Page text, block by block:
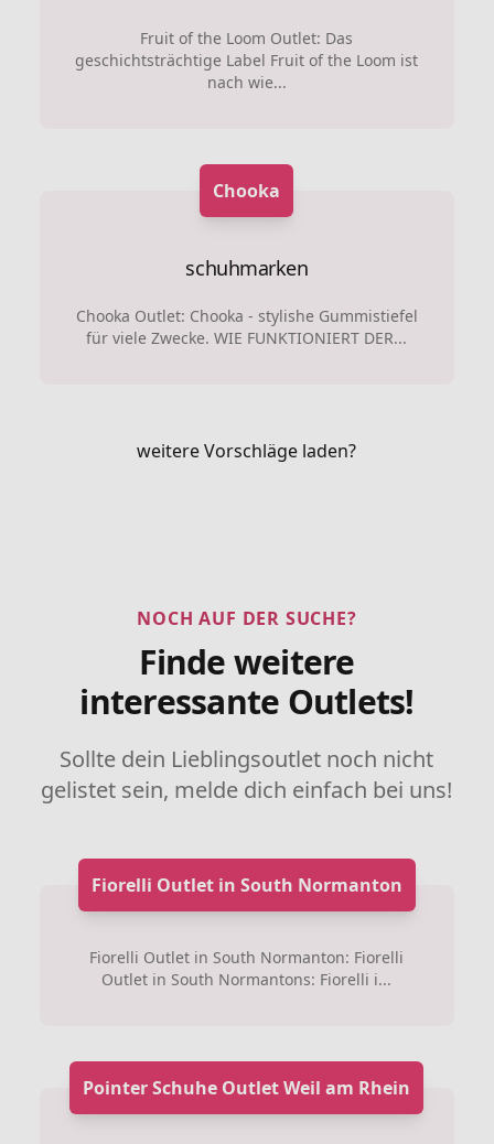
Fruit of the Loom Outlet: Das
geschichtsträchtige Label Fruit of the Loom ist
nach wie...
Chooka
schuhmarken
Chooka Outlet: Chooka - stylishe Gummistiefel
für viele Zwecke. WIE FUNKTIONIERT DER...
weitere Vorschläge laden?
NOCH AUF DER SUCHE?
Finde weitere
interessante Outlets!
Sollte dein Lieblingsoutlet noch nicht
gelistet sein, melde dich einfach bei uns!
Fiorelli Outlet in South Normanton
Fiorelli Outlet in South Normanton: Fiorelli
Outlet in South Normantons: Fiorelli i...
Pointer Schuhe Outlet Weil am Rhein